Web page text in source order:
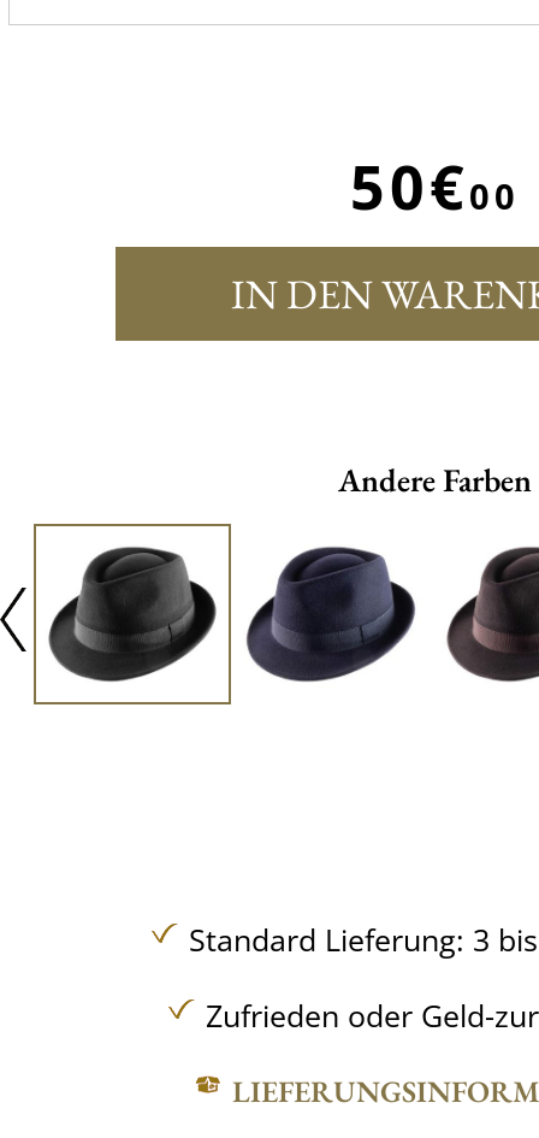
50€00
IN DEN
Andere Farben
Standard Lieferung: 3
Zufrieden oder Geld-